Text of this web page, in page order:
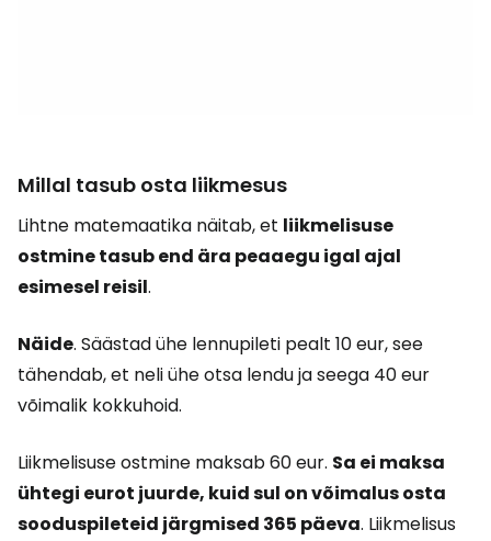
Millal tasub osta liikmesus
Lihtne matemaatika näitab, et liikmelisuse
ostmine tasub end ära peaaegu igal ajal
esimesel reisil.
Näide. Säästad ühe lennupileti pealt 10 eur, see
tähendab, et neli ühe otsa lendu ja seega 40 eur
võimalik kokkuhoid.
Liikmelisuse ostmine maksab 60 eur. Sa ei maksa
ühtegi eurot juurde, kuid sul on võimalus osta
sooduspileteid järgmised 365 päeva. Liikmelisus